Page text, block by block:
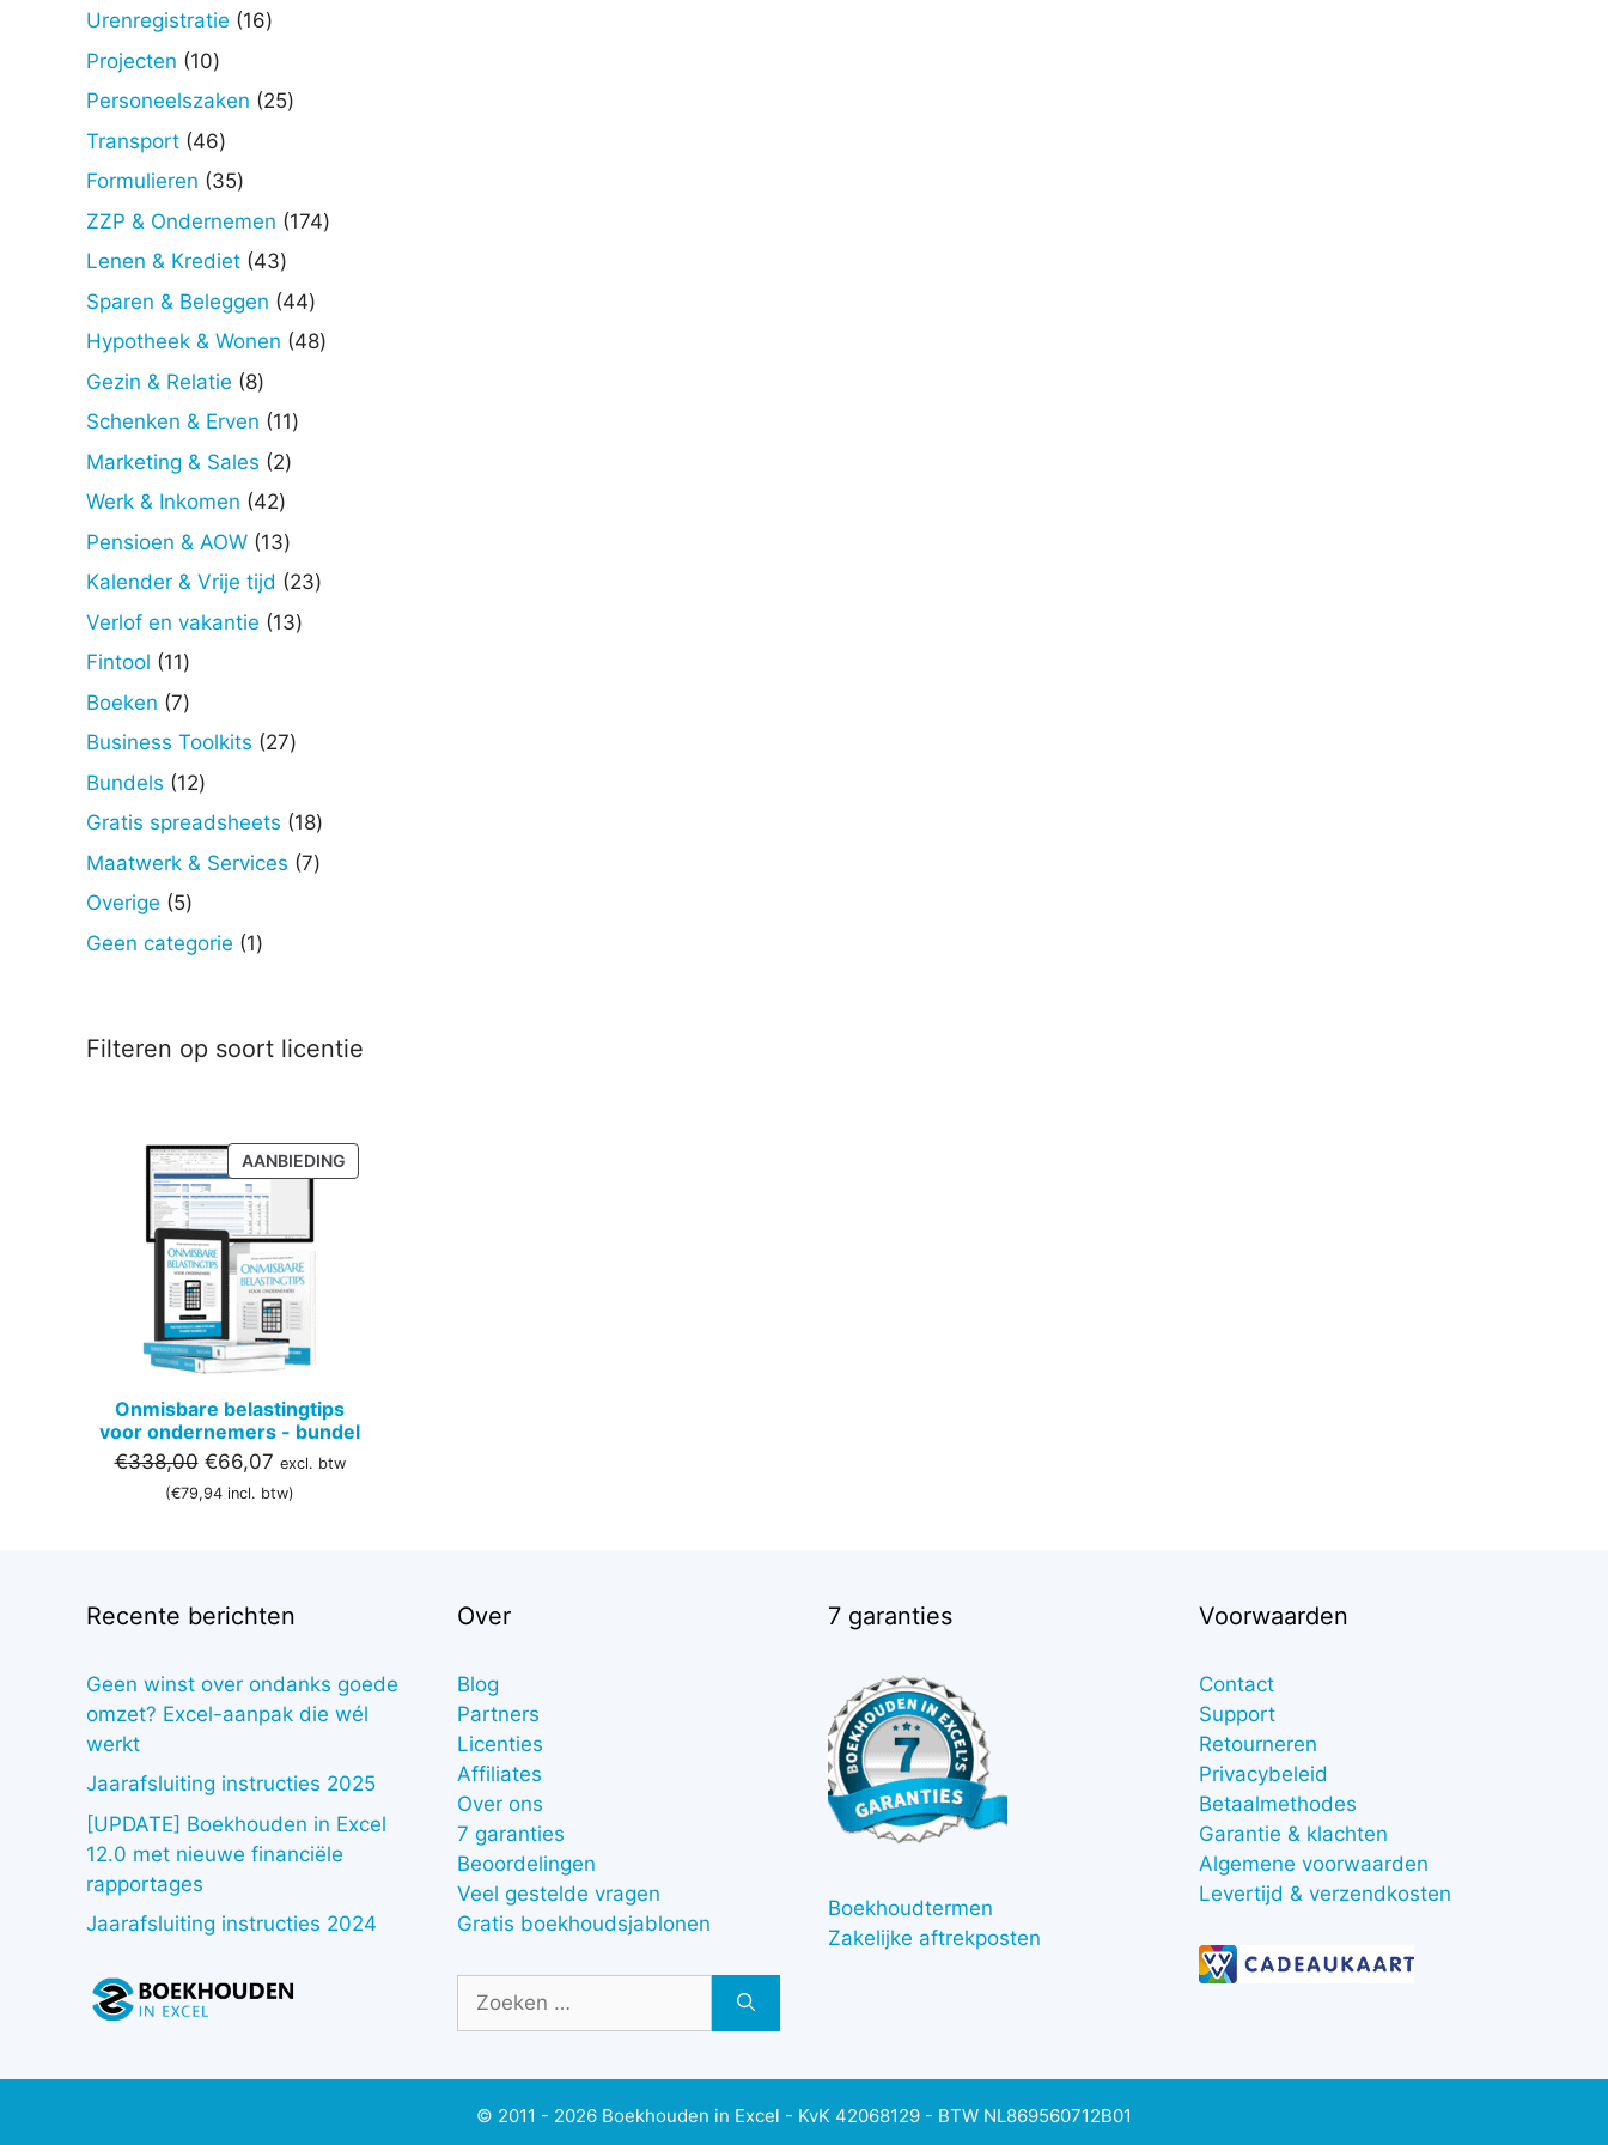
producten
Urenregistratie 1616
Projecten 1010
producten
Personeelszaken 2525
Transport 4646
producten
Formulieren 3535
producten
ZZP & Ondernemen 174174
Lenen & Krediet 4343
producten
Sparen & Beleggen 4444
producten
Hypotheek & Wonen 4848
Gezin & Relatie 88
producten
Schenken & Erven 1111
Marketing & Sales 22
Werk & Inkomen 4242
producten
Pensioen & AOW 1313
producten
Kalender & Vrije tijd 2323
Verlof en vakantie 1313
Fintool 1111
producten
Boeken 77
producten
Business Toolkits 2727
Bundels 1212
producten
Gratis spreadsheets 1818
producten
Maatwerk & Services 77
Overige 55
producten
Geen categorie 11
Filteren op soort licentie
AANBIEDINGPRODUCT
IN
Onmisbare belastingtips
voor ondernemers - bundel
€338,00 Oorspronkelijke
prijs
€66,07Huidige
prijs
excl. btw
(€79,94 incl. btw)
Recente berichten
Geen winst over ondanks goede
omzet? Excel-aanpak die wél
werkt
Jaarafsluiting instructies 2025
[UPDATE] Boekhouden in Excel
12.0 met nieuwe financiële
rapportages
Jaarafsluiting instructies 2024
Over
Blog
Partners
Licenties
Affiliates
Over ons
7 garanties
Beoordelingen
Veel gestelde vragen
Gratis boekhoudsjablonen
naar:
7 garanties
Boekhoudtermen
Zakelijke aftrekposten
Voorwaarden
Contact
Support
Retourneren
Privacybeleid
Betaalmethodes
Garantie & klachten
Algemene voorwaarden
Levertijd & verzendkosten
© 2011 - 2026 Boekhouden in Excel - KvK 42068129 - BTW NL869560712B01